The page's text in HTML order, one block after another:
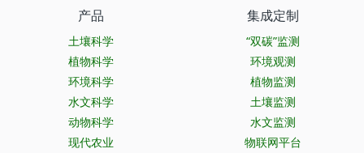
产品
土壤科学
植物科学
环境科学
水文科学
动物科学
现代农业
集成定制
“双碳”监测
环境观测
植物监测
土壤监测
水文监测
物联网平台